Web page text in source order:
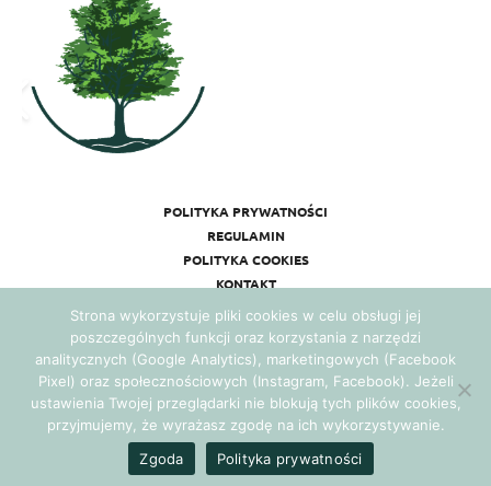
POLITYKA PRYWATNOŚCI
REGULAMIN
POLITYKA COOKIES
KONTAKT
Realizacja: Agencja Marketingowa Ambitnamarka.pl
Strona wykorzystuje pliki cookies w celu obsługi jej
poszczególnych funkcji oraz korzystania z narzędzi
analitycznych (Google Analytics), marketingowych (Facebook
Pixel) oraz społecznościowych (Instagram, Facebook). Jeżeli
ustawienia Twojej przeglądarki nie blokują tych plików cookies,
przyjmujemy, że wyrażasz zgodę na ich wykorzystywanie.
Zgoda
Polityka prywatności